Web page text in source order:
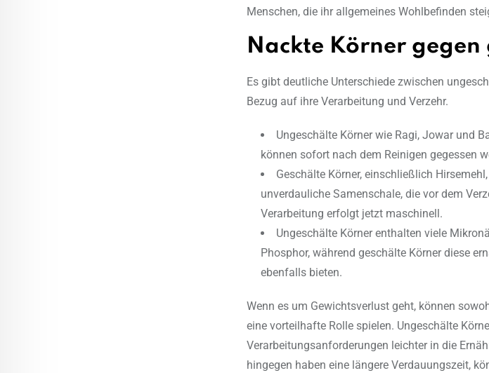
Menschen, die ihr allgemeines Wohlbefinden
Nackte Körner
Es gibt deutliche Unterschiede zwischen
Bezug auf ihre Verarbeitung und Verzehr.
Ungeschälte Körner wie Ragi, Jowar und
können sofort nach dem Reinigen gegessen
Geschälte Körner, einschließlich
unverdauliche Samenschale, die vor dem
Verarbeitung erfolgt jetzt maschinell.
Ungeschälte Körner enthalten viele
Phosphor, während geschälte Körner diese
ebenfalls bieten.
Wenn es um Gewichtsverlust geht, können
eine vorteilhafte Rolle spielen. Ungeschälte
Verarbeitungsanforderungen leichter in die
hingegen haben eine längere Verdauungszeit,